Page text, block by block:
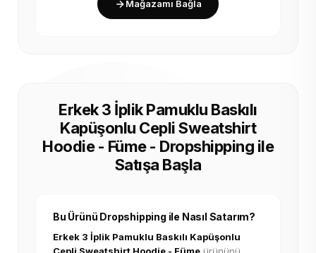
Mağazamı Bağla
Erkek 3 İplik Pamuklu Baskılı
Kapüşonlu Cepli Sweatshirt
Hoodie - Füme - Dropshipping ile
Satışa Başla
Bu Ürünü Dropshipping ile Nasıl Satarım?
Erkek 3 İplik Pamuklu Baskılı Kapüşonlu